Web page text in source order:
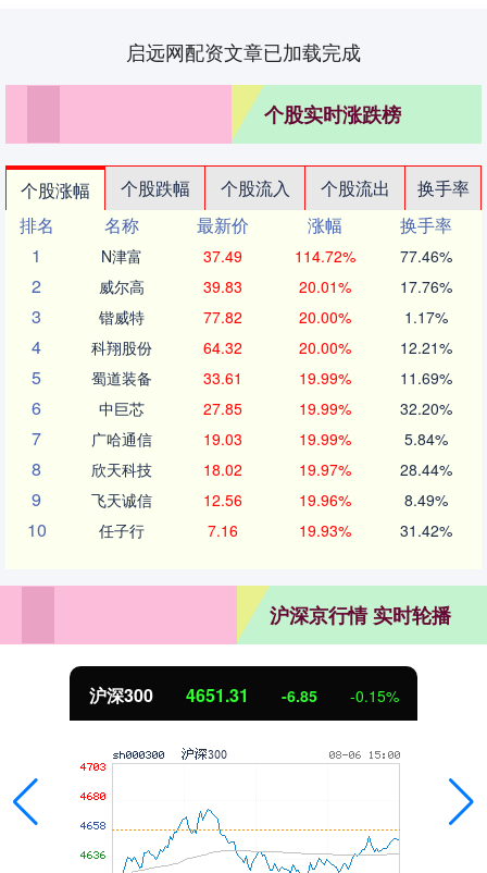
启远网配资文章已加载完成
个股实时涨跌榜
个股涨幅 个股跌幅 个股流入 个股流出
换手率
排名
名称 最新价 涨幅
换手率
1
N津富 37.49 114.72% 77.46%
2 威尔高 39.83 20.01% 17.76%
3 锴威特 77.82 20.00% 1.17%
4 科翔股份 64.32 20.00% 12.21%
5 蜀道装备 33.61 19.99% 11.69%
6 中巨芯 27.85 19.99% 32.20%
7 广哈通信 19.03 19.99% 5.84%
8 欣天科技 18.02 19.97% 28.44%
9 飞天诚信 12.56 19.96% 8.49%
10 任子行 7.16 19.93% 31.42%
沪深京行情 实时轮播
沪深300 4651.31 -6.85 -0.15%